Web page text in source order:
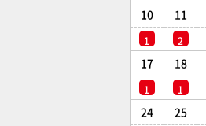
10
1
11
2
17
1
18
1
24 25